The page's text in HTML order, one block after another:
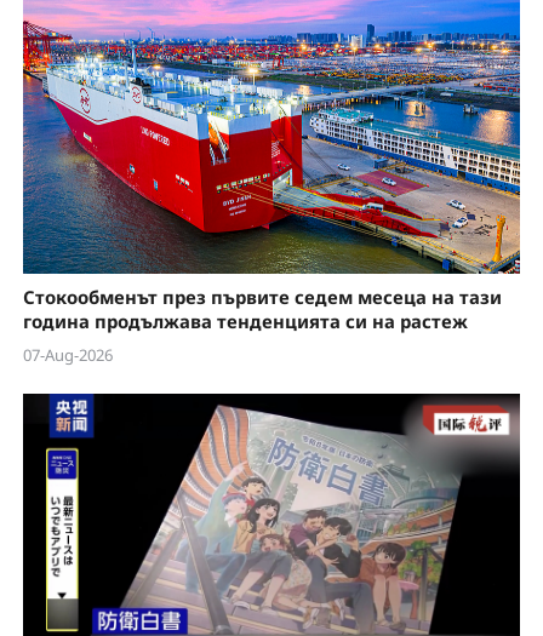
Стокообменът през първите седем месеца на тази
година продължава тенденцията си на растеж
07-Aug-2026